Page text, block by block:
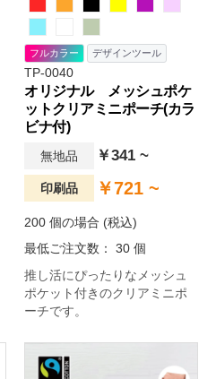
フルカラー デザインツール
TP-0040
オリジナル メッシュポケ
ットクリアミニポーチ(カラ
ビナ付)
無地品 ￥341 ~
印刷品 ￥721 ~
200 個の場合 (税込)
最低ご注文数： 30 個
推し活にぴったりなメッシュ
ポケット付きのクリアミニポ
ーチです。